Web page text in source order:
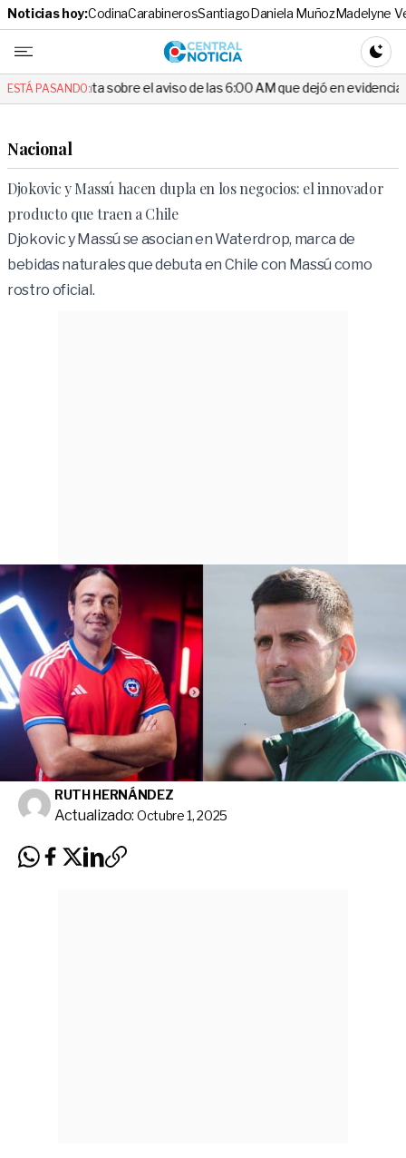
Noticias hoy:CodinaCarabinerosSantiagoDaniela MuñozMadelyne
Central
ESTÁ PASANDO:
el aviso de las 6:00 AM que dejó en evidencia al Delegado
Nacional
Djokovic y Massú hacen dupla en los negocios: el innovador
producto que traen a Chile
Djokovic y Massú se asocian en Waterdrop, marca de
bebidas naturales que debuta en Chile con Massú como
rostro oficial.
RUTH HERNÁNDEZ
Actualizado: Octubre 1, 2025